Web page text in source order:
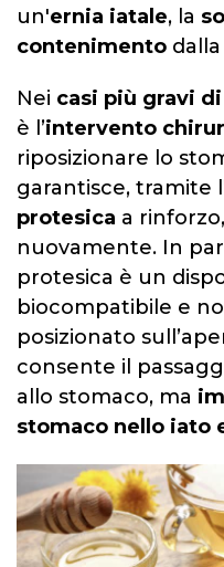
un'ernia iatale, la
contenimento
Nei casi più gravi
è l’intervento
riposizionare lo
garantisce, tramite
protesica a
nuovamente. In
protesica è un
biocompatibile e
posizionato
consente il
allo stomaco, ma
stomaco nello iato